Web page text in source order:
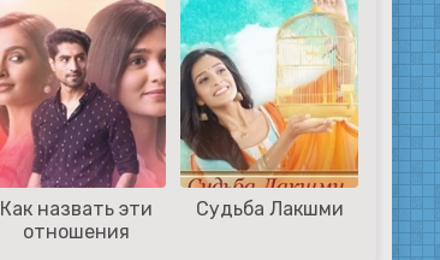
Как назвать эти
отношения
Судьба Лакшми